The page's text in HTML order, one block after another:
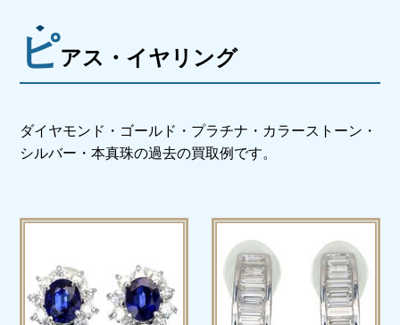
ピアス・イヤリング
ダイヤモンド・ゴールド・プラチナ・カラーストーン・
シルバー・本真珠の過去の買取例です。